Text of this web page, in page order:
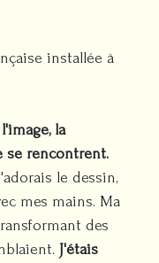
installée à
la
se rencontrent.
le dessin,
mes mains. Ma
des
J'étais